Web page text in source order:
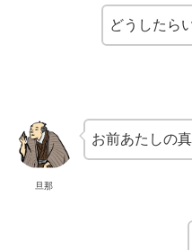
どうしたら
旦那
お前あたしの